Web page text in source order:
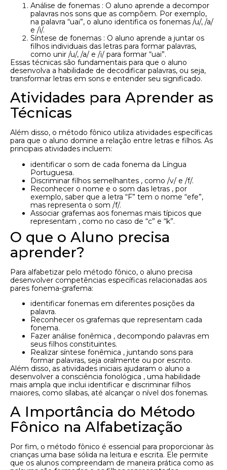
Análise de fonemas : O aluno aprende a decompor
palavras nos sons que as compõem. Por exemplo,
na palavra “uai”, o aluno identifica os fonemas /u/, /a/
e /i/.
Síntese de fonemas : O aluno aprende a juntar os
filhos individuais das letras para formar palavras,
como unir /u/, /a/ e /i/ para formar “uai”.
Essas técnicas são fundamentais para que o aluno
desenvolva a habilidade de decodificar palavras, ou seja,
transformar letras em sons e entender seu significado.
Atividades para Aprender as
Técnicas
Além disso, o método fônico utiliza atividades específicas
para que o aluno domine a relação entre letras e filhos. As
principais atividades incluem:
identificar o som de cada fonema da Língua
Portuguesa.
Discriminar filhos semelhantes , como /v/ e /f/.
Reconhecer o nome e o som das letras , por
exemplo, saber que a letra “F” tem o nome “efe”,
mas representa o som /f/.
Associar grafemas aos fonemas mais típicos que
representam , como no caso de “c” e “k”.
O que o Aluno precisa
aprender?
Para alfabetizar pelo método fônico, o aluno precisa
desenvolver competências específicas relacionadas aos
pares fonema-grafema:
identificar fonemas em diferentes posições da
palavra.
Reconhecer os grafemas que representam cada
fonema.
Fazer análise fonêmica , decompondo palavras em
seus filhos constituintes.
Realizar síntese fonêmica , juntando sons para
formar palavras, seja oralmente ou por escrito.
Além disso, as atividades iniciais ajudaram o aluno a
desenvolver a consciência fonológica , uma habilidade
mais ampla que inclui identificar e discriminar filhos
maiores, como sílabas, até alcançar o nível dos fonemas.
A Importância do Método
Fônico na Alfabetização
Por fim, o método fônico é essencial para proporcionar às
crianças uma base sólida na leitura e escrita. Ele permite
que os alunos compreendam de maneira prática como as